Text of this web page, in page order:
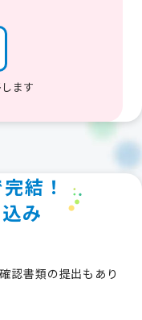
ます
結！
み
認書類の提出もあり